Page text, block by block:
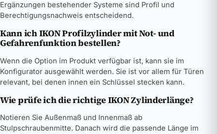
Ergänzungen bestehender Systeme sind Profil und
Berechtigungsnachweis entscheidend.
Kann ich IKON Profilzylinder mit Not- und
Gefahrenfunktion bestellen?
Wenn die Option im Produkt verfügbar ist, kann sie im
Konfigurator ausgewählt werden. Sie ist vor allem für Türen
relevant, bei denen innen ein Schlüssel stecken kann.
Wie prüfe ich die richtige IKON Zylinderlänge?
Notieren Sie Außenmaß und Innenmaß ab
Stulpschraubenmitte. Danach wird die passende Länge im